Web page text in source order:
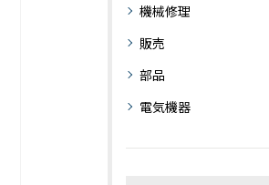
機械修理
販売
部品
電気機器